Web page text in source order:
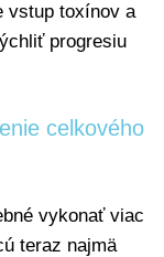
vstup toxínov a
progresiu
celkového
vykonať viac
teraz najmä